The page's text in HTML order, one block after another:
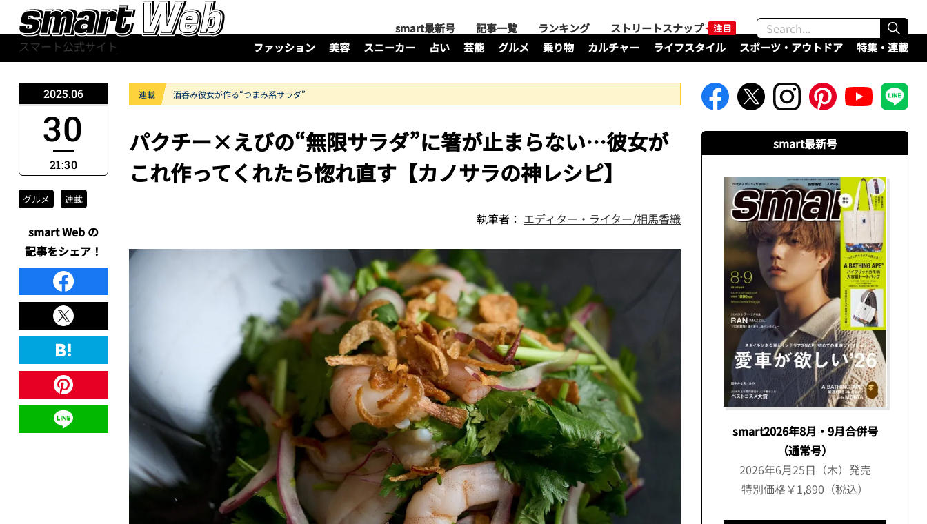
スマート公式サイト
smart最新号 記事一覧 ランキング
ストリートスナップ
ファッション
美容 スニーカー 占い 芸能 グルメ 乗り物 カルチャー ライフスタイル スポーツ・アウトドア 特集・連載
連載 酒呑み彼女が作る“つまみ系サラダ”
パクチー×えびの“無限サラダ”に箸が止まらない…彼女が
これ作ってくれたら惚れ直す【カノサラの神レシピ】
執筆者： エディター・ライター/相馬香織
2025.06
30
21:30
グルメ 連載
smart Web の
記事をシェア！
smart最新号
smart2026年8月・9月合併号
（通常号）
2026年6月25日（木）発売
特別価格￥1,890（税込）